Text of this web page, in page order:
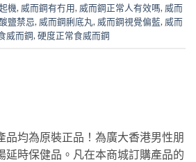
機, 威而鋼有冇用, 威而鋼正常人有效嗎, 威而
鹽禁忌, 威而鋼脷底丸, 威而鋼視覺偏藍, 威而
威而鋼, 硬度正常食威而鋼
品均為原裝正品！為廣大香港男性朋
延時保健品。凡在本商城訂購產品的